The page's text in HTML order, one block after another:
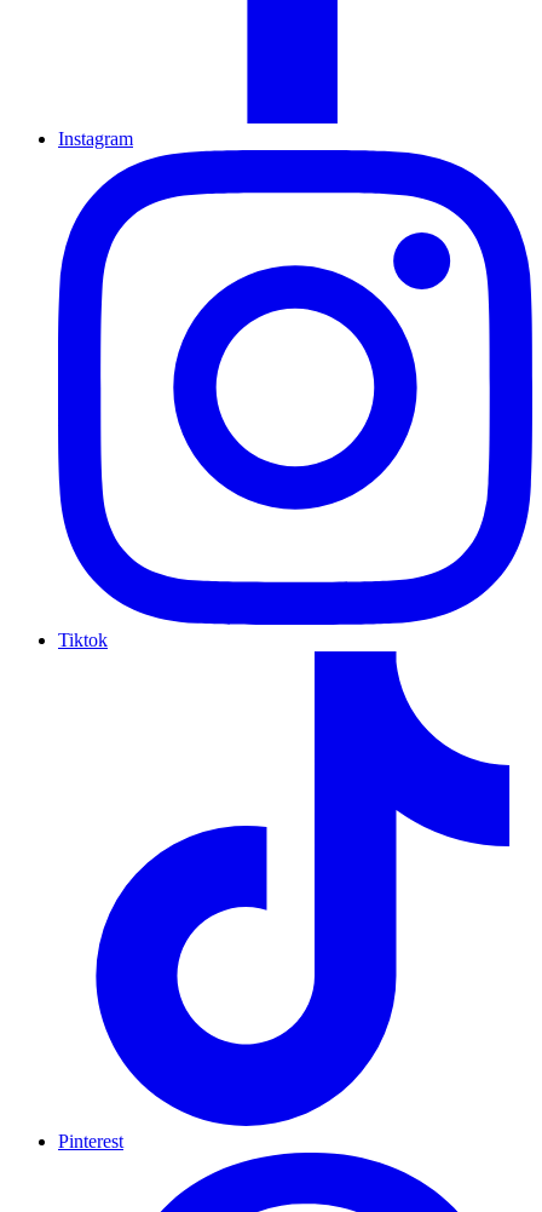
Instagram
Tiktok
Pinterest